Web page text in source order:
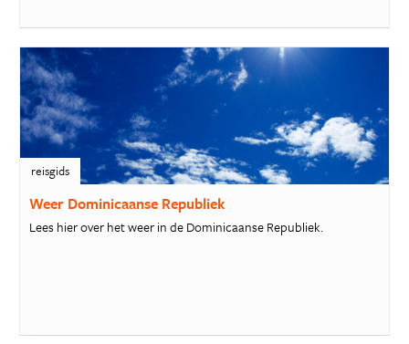
reisgids
Weer Dominicaanse Republiek
Lees hier over het weer in de Dominicaanse Republiek.